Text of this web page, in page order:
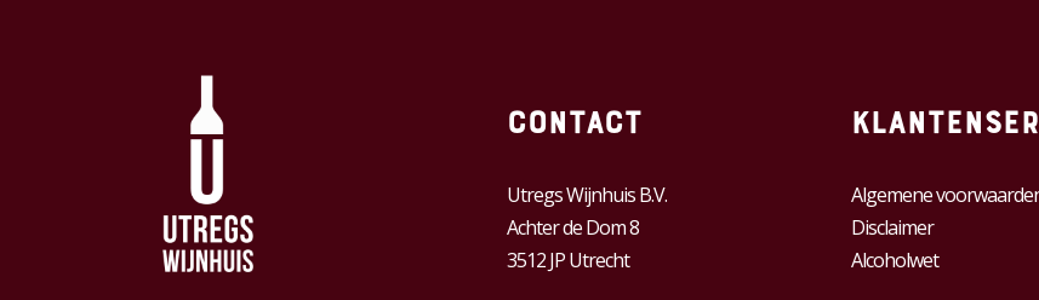
Contact
Utregs Wijnhuis B.V.
Achter de Dom 8
3512 JP Utrecht
Algemene
Disclaimer
Alcoholwet